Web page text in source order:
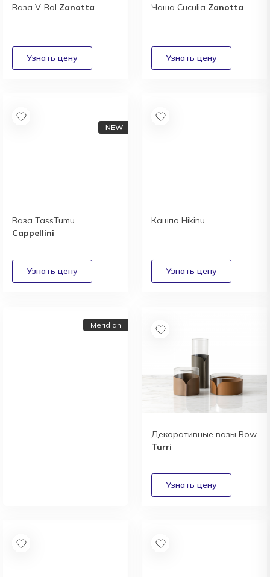
Ваза V-Bol Zanotta Чаша Cuculia Zanotta
Ваза TassTumu
Cappellini
Кашпо Hikinu
Meridiani
Декоративные вазы Bow
Turri